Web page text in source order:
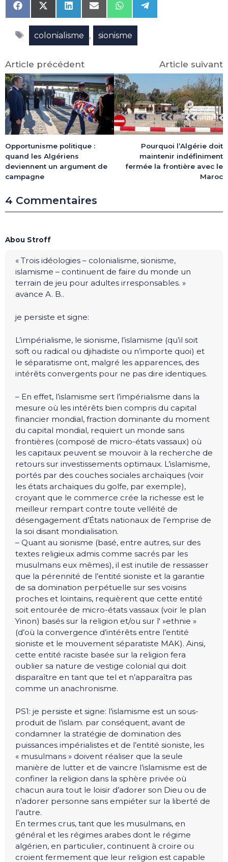
Share
on
Facebook
Share
on
X
(Twitter)
Share
on
LinkedIn
Share
on
Email
Share
on
WhatsApp
Share
on
Étiquettes
colonialisme , sionisme
Article précédent
Opportunisme politique :
quand les Algériens
deviennent un argument de
campagne
Article suivant
Pourquoi l’Algérie doit
maintenir indéfiniment
fermée la frontière avec le
Maroc
4 Commentaires
Abou Stroff
« Trois idéologies – colonialisme, sionisme,
islamisme – continuent de faire du monde un
terrain de jeu pour adultes irresponsables. »
avance A. B..
je persiste et signe:
L’impérialisme, le sionisme, l’islamisme (qu’il soit
soft ou radical ou djihadiste ou n’importe quoi) et
le séparatisme ont, malgré les apparences, des
intérêts convergents pour ne pas dire identiques.
– En effet, l’islamisme sert l’impérialisme dans la
mesure où les intérêts bien compris du capital
financier mondial, fraction dominante du moment
du capital mondial, requiert un monde sans
frontières (composé de micro-états vassaux) où
les capitaux peuvent se mouvoir à la recherche de
retours sur investissements optimaux. L’islamisme,
portés par des couches sociales archaïques (voir
les états archaïques du golfe, par exemple),
croyant que le commerce crée la richesse est le
meilleur rempart contre toute velléité de
désengagement d’États nationaux de l’emprise de
la soi disant mondialisation.
– Quant au sionisme (basé, entre autres, sur des
textes religieux admis comme sacrés par les
musulmans eux mêmes), il est inutile de ressasser
que la pérennité de l’entité sioniste et la garantie
de sa domination perpétuelle sur ses voisins
proches et lointains, requièrent que cette entité
soit entourée de micro-états vassaux (voir le plan
Yinon) basés sur la religion et/ou sur l' »ethnie »
(d’où la convergence d’intérêts entre l’entité
sioniste et le mouvement séparatiste MAK). Ainsi,
cette entité raciste basée sur la religion fera
oublier sa nature de vestige colonial qui doit
disparaître en tant que tel et n’apparaîtra pas
comme un anachronisme.
PS1: je persiste et signe: l’islamisme est un sous-
produit de l’islam. par conséquent, avant de
condamner la stratégie de domination des
puissances impérialistes et de l’entité sioniste, les
« musulmans » doivent réaliser que la seule
manière de lutter et de vaincre l’islamisme est de
confiner la religion dans la sphère privée où
chacun aura tout le loisir d’adorer son Dieu ou de
n’adorer personne sans empiéter sur la liberté de
l’autre.
En termes crus, tant que les musulmans, en
général et les régimes arabes dont le régime
algérien, en particulier, continuent à croire ou
croient fermement que leur religion est capable